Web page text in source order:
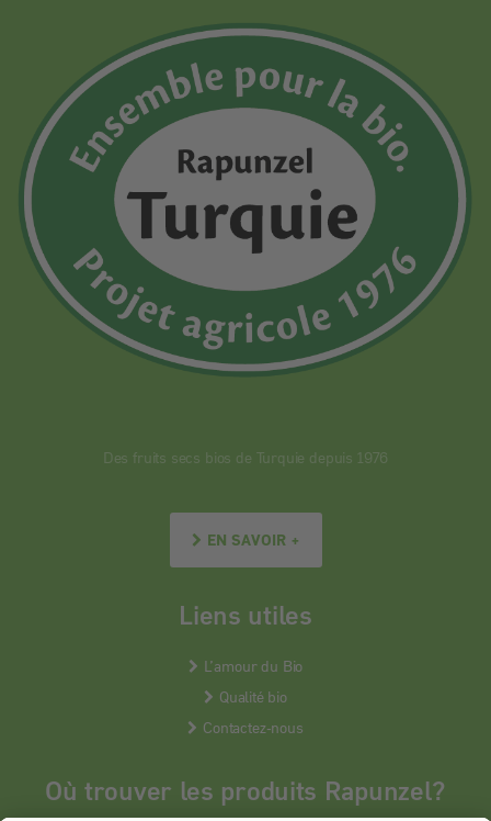
Des fruits secs bios de Turquie depuis 1976
EN SAVOIR +
Liens utiles
L’amour du Bio
Qualité bio
Contactez-nous
Où trouver les produits Rapunzel?